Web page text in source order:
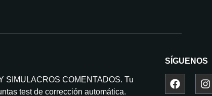
SIMULACROS COMENTADOS. Tu
test de corrección automática.
SÍGUENOS